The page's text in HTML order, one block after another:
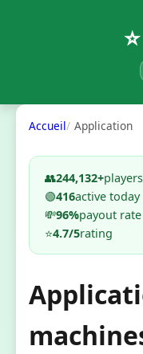
Accueil Application
👥244,132+players
🟢416active today
💸96%payout rate
⭐4.7/5rating